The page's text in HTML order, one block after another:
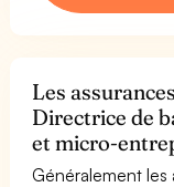
Les
Directrice de
et micro-
Généralement les